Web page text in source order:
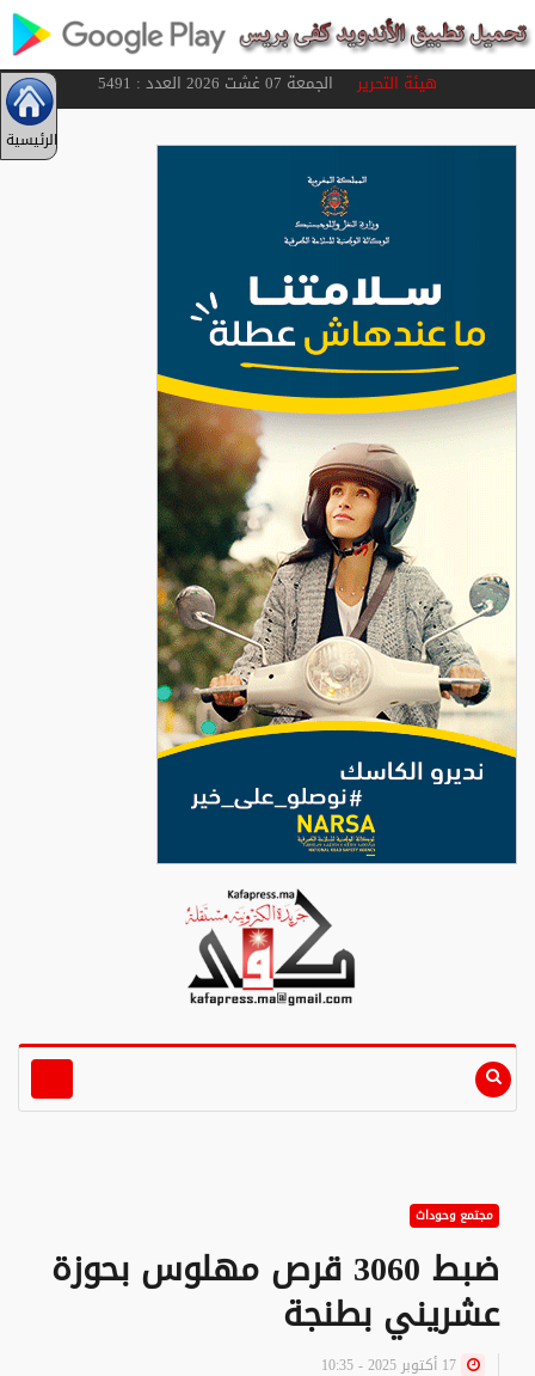
هيئة التحريرالجمعة 07 غشت 2026 العدد : 5491
الرئيسية
مجتمع وحوداث
ضبط 3060 قرص مهلوس بحوزة
عشريني بطنجة